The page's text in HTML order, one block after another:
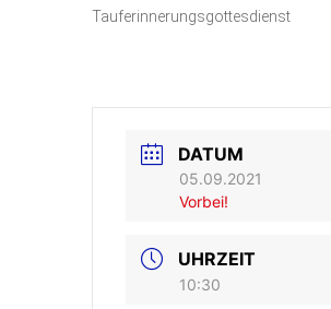
Tauferinnerungsgottesdienst
DATUM
05.09.2021
Vorbei!
UHRZEIT
10:30